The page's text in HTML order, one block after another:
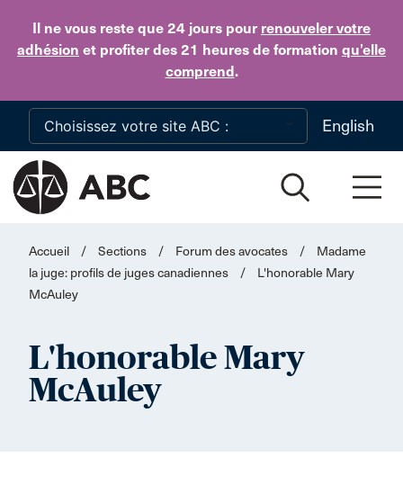
Il ne vous reste que 24 jours pour renouveler votre
adhésion et profiter des 21 heures de formation qu’elle
comprend.
Skip to main content
English
Accueil / Sections / Forum des avocates /
Madame
la juge: profils de juges canadiennes
/
L'honorable Mary
McAuley
L'honorable Mary
McAuley